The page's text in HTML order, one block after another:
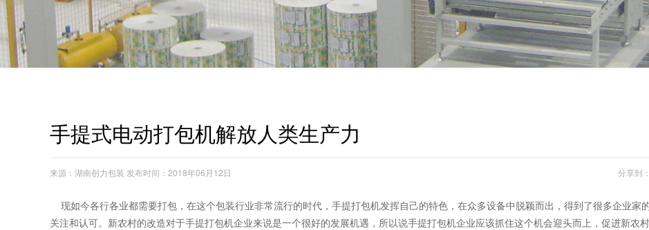
手提式电动打包机解放人类生产力
来源：湖南创力包装 发布时间：2018年06月12日 分享到：
现如今各行各业都需要打包，在这个包装行业非常流行的时代，手提打包机发挥自己的特色，在众多设备中脱颖而出，得到了很多企业家
关注和认可。新农村的改造对于手提打包机企业来说是一个很好的发展机遇，所以说手提打包机企业应该抓住这个机会迎头而上，促进新农村